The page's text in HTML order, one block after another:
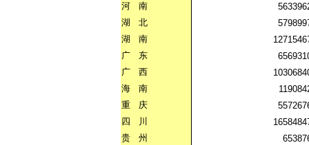
河
南
湖
北
湖
南
广
东
广
西
海
南
重
庆
四
川
贵
州